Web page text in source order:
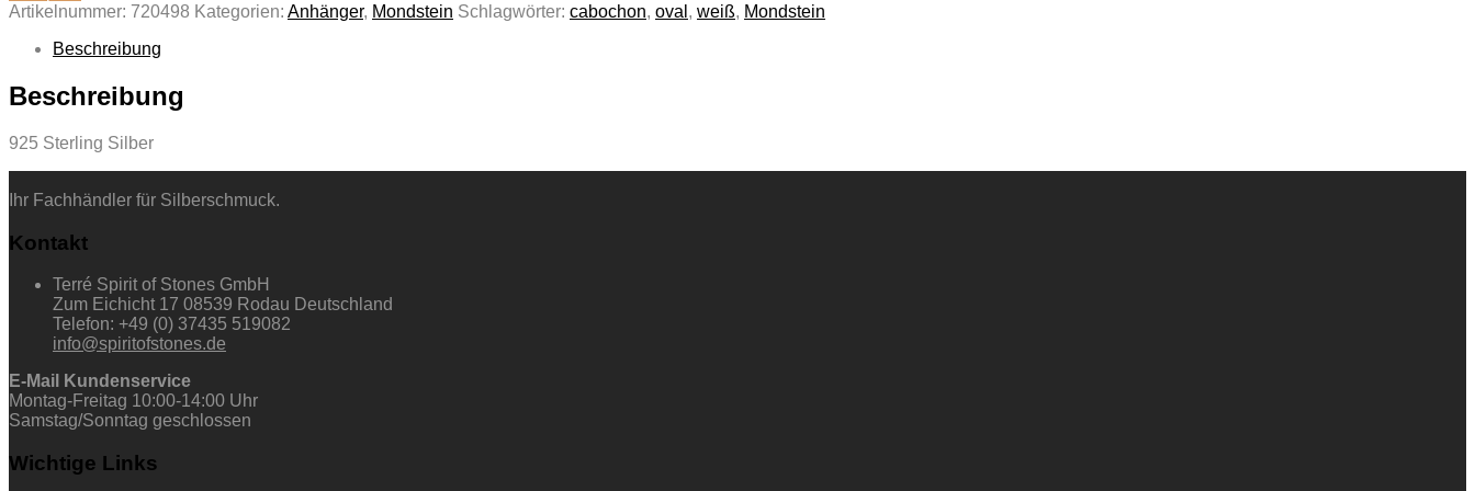
Artikelnummer: 720498 Kategorien: Anhänger, Mondstein Schlagwörter: cabochon, oval , weiß, Mondstein
Beschreibung
Beschreibung
925 Sterling Silber
Ihr Fachhändler für Silberschmuck.
Kontakt
Terré Spirit of Stones GmbH
Zum Eichicht 17 08539 Rodau Deutschland
Telefon: +49 (0) 37435 519082
info@spiritofstones.de
E-Mail Kundenservice
Montag-Freitag 10:00-14:00 Uhr
Samstag/Sonntag geschlossen
Wichtige Links